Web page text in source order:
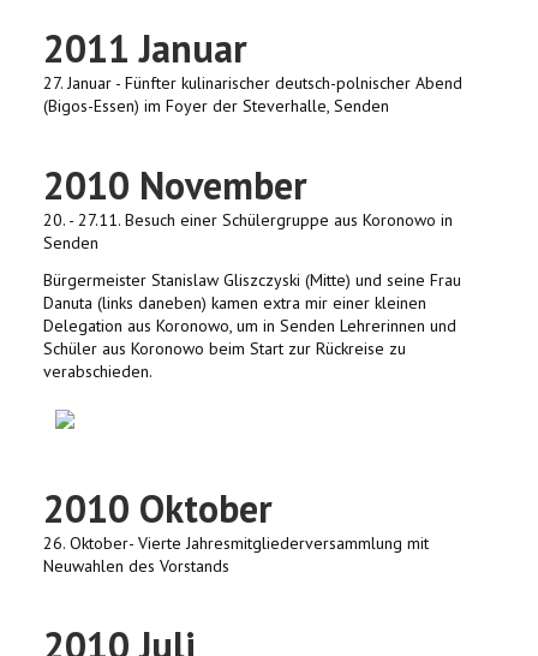
2011 Januar
27. Januar - Fünfter kulinarischer deutsch-polnischer Abend
(Bigos-Essen) im Foyer der Steverhalle, Senden
2010 November
20. - 27.11. Besuch einer Schülergruppe aus Koronowo in
Senden
Bürgermeister Stanislaw Gliszczyski (Mitte) und seine Frau
Danuta (links daneben) kamen extra mir einer kleinen
Delegation aus Koronowo, um in Senden Lehrerinnen und
Schüler aus Koronowo beim Start zur Rückreise zu
verabschieden.
2010 Oktober
26. Oktober- Vierte Jahresmitgliederversammlung mit
Neuwahlen des Vorstands
2010 Juli